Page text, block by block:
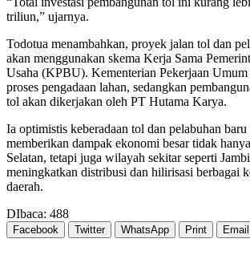
triliun,” ujarnya.
Todotua menambahkan, proyek jalan tol dan
akan menggunakan skema Kerja Sama
Usaha (KPBU). Kementerian Pekerjaan Umum
proses pengadaan lahan, sedangkan
tol akan dikerjakan oleh PT Hutama Karya.
Ia optimistis keberadaan tol dan pelabuhan baru
memberikan dampak ekonomi besar tidak
Selatan, tetapi juga wilayah sekitar seperti
meningkatkan distribusi dan hilirisasi berbagai
daerah.
DIbaca: 488
Facebook Twitter WhatsApp Print Email